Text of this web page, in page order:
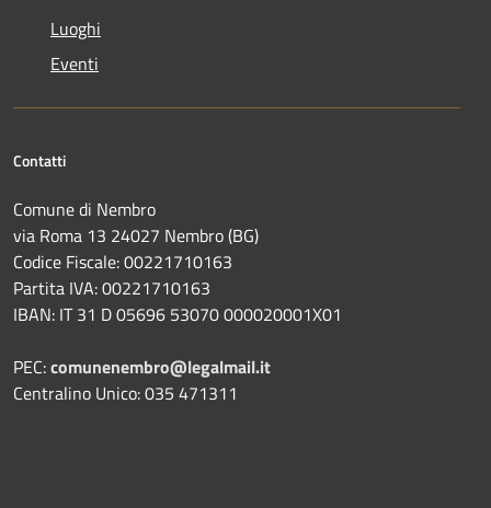
Luoghi
Eventi
Contatti
Comune di Nembro
via Roma 13 24027 Nembro (BG)
Codice Fiscale: 00221710163
Partita IVA: 00221710163
IBAN: IT 31 D 05696 53070 000020001X01
PEC:comunenembro@legalmail.it
Centralino Unico: 035 471311